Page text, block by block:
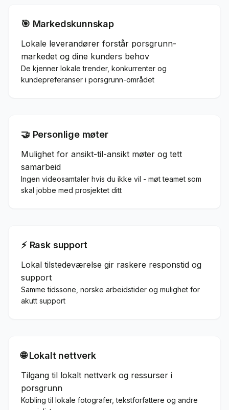
🎯 Markedskunnskap
Lokale leverandører forstår porsgrunn-
markedet og dine kunders behov
De kjenner lokale trender, konkurrenter og
kundepreferanser i porsgrunn-området
🤝 Personlige møter
Mulighet for ansikt-til-ansikt møter og tett
samarbeid
Ingen videosamtaler hvis du ikke vil - møt teamet som
skal jobbe med prosjektet ditt
⚡ Rask support
Lokal tilstedeværelse gir raskere responstid og
support
Samme tidssone, norske arbeidstider og mulighet for
akutt support
🌐 Lokalt nettverk
Tilgang til lokalt nettverk og ressurser i
porsgrunn
Kobling til lokale fotografer, tekstforfattere og andre